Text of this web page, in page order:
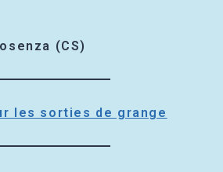
(CS)
les sorties de grange